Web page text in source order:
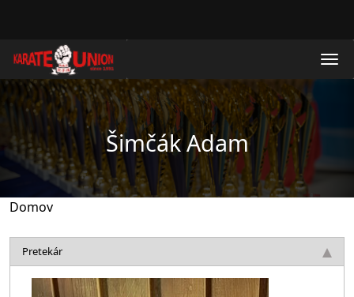
Šimčák Adam
Domov
Pretekár
Obrázok